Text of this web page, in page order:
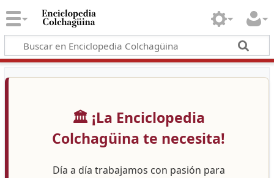
🏛️ ¡La Enciclopedia
Colchagüina te necesita!
Día a día trabajamos con pasión para